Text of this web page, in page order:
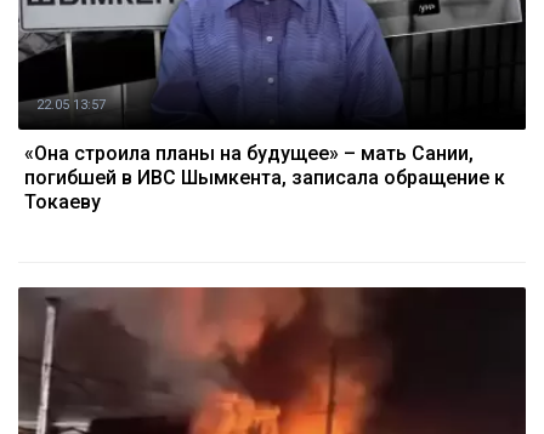
22.05 13:57
«Она строила планы на будущее» – мать Сании,
погибшей в ИВС Шымкента, записала обращение к
Токаеву